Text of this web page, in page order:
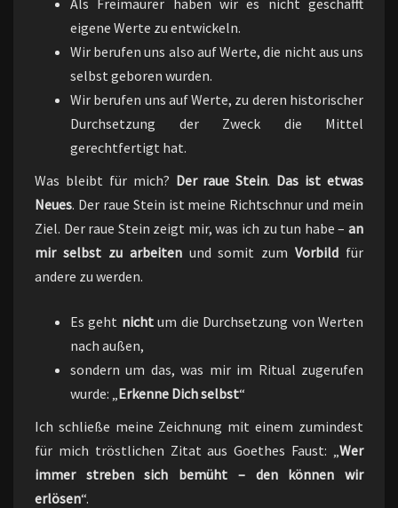
eigene Werte zu entwickeln.
Wir berufen uns also auf Werte, die nicht aus uns
selbst geboren wurden.
Wir berufen uns auf Werte, zu deren historischer
Durchsetzung der Zweck die Mittel
gerechtfertigt hat.
Was bleibt für mich? Der raue Stein. Das ist etwas
Neues. Der raue Stein ist meine Richtschnur und mein
Ziel. Der raue Stein zeigt mir, was ich zu tun habe – an
mir selbst zu arbeitenund somit zumVorbild für
andere zu werden.
Es geht nichtum die Durchsetzung von Werten
nach außen,
sondern um das, was mir im Ritual zugerufen
wurde: „ Erkenne Dich selbst“
Ich schließe meine Zeichnung mit einem zumindest
für mich tröstlichen Zitat aus Goethes Faust: „ Wer
immer streben sich bemüht – den können wir
erlösen“.